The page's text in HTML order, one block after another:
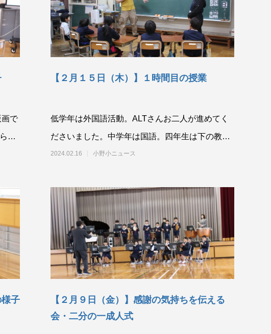
で
れ
【２月１５日（木）】１時間目の授業
低学年は外国語活動。ALTさんお二人が進めてく
ださいました。中学年は国語。四年生は下の教科
書の内容を、三年生は一つの漢字の音
2024.02.16 小野小ニュース
様子
【２月９日（金）】感謝の気持ちを伝える
会・二分の一成人式